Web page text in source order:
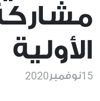
الأولية
15نوفمبر 2020